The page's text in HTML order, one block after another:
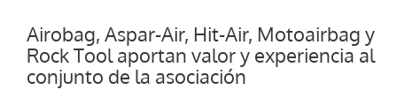
Airobag, Aspar-Air, Hit-Air, Motoairbag y
Rock Tool aportan valor y experiencia al
conjunto de la asociación